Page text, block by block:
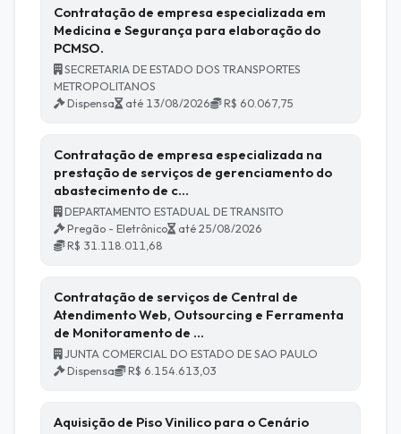
Contratação de empresa especializada em
Medicina e Segurança para elaboração do
PCMSO.
SECRETARIA DE ESTADO DOS TRANSPORTES
METROPOLITANOS
Dispensa
até 13/08/2026 R$ 60.067,75
Contratação de empresa especializada na
prestação de serviços de gerenciamento do
abastecimento de c…
DEPARTAMENTO ESTADUAL DE TRANSITO
Pregão - Eletrônico
até 25/08/2026
R$ 31.118.011,68
Contratação de serviços de Central de
Atendimento Web, Outsourcing e Ferramenta
de Monitoramento de …
JUNTA COMERCIAL DO ESTADO DE SAO PAULO
Dispensa
R$ 6.154.613,03
Aquisição de Piso Vinilico para o Cenário